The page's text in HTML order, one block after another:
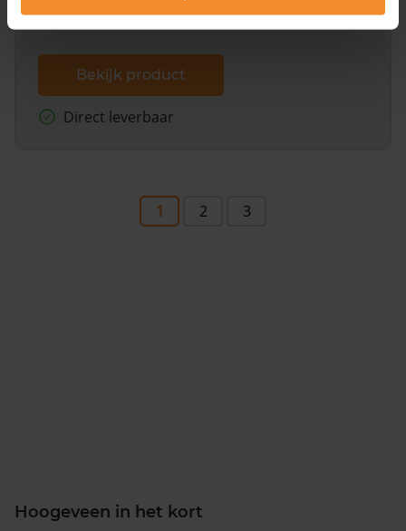
Bekijk product
Direct leverbaar
1 2 3
Hoogeveen in het kort